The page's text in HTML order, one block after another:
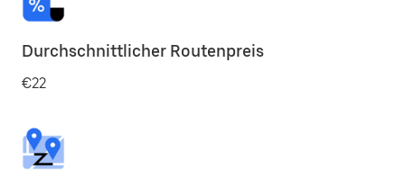
Durchschnittlicher Routenpreis
€22